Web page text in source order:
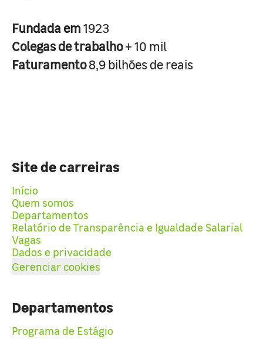
Fundada em1923
Colegas de trabalho+ 10 mil
Faturamento8,9 bilhões de reais
Site de carreiras
Início
Quem somos
Departamentos
Relatório de Transparência e Igualdade Salarial
Vagas
Dados e privacidade
Gerenciar cookies
Departamentos
Programa de Estágio